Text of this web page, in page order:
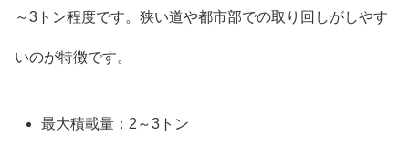
～3トン程度です。狭い道や都市部での取り回しがしやす
いのが特徴です。
最大積載量：2～3トン